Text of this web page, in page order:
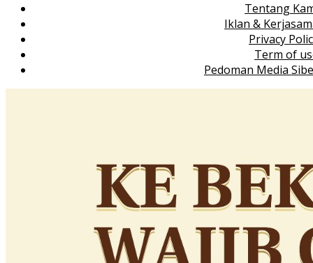
Tentang
Iklan &
Privacy
Term of
Pedoman Media